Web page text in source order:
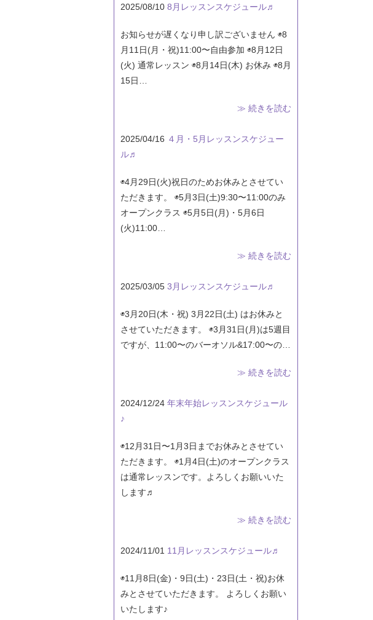
2025/08/10 8月レッスンスケジュール♬
お知らせが遅くなり申し訳ございません ◉8
月11日(月・祝)11:00〜自由参加 ◉8月12日
(火) 通常レッスン ◉8月14日(木) お休み ◉8月
15日…
≫ 続きを読む
2025/04/16 ４月・5月レッスンスケジュー
ル♬
◉4月29日(火)祝日のためお休みとさせてい
ただきます。 ◉5月3日(土)9:30〜11:00のみ
オープンクラス ◉5月5日(月)・5月6日
(火)11:00…
≫ 続きを読む
2025/03/05 3月レッスンスケジュール♬
◉3月20日(木・祝) 3月22日(土) はお休みと
させていただきます。 ◉3月31日(月)は5週目
ですが、11:00〜のバーオソル&17:00〜の…
≫ 続きを読む
2024/12/24 年末年始レッスンスケジュール
♪
◉12月31日〜1月3日までお休みとさせてい
ただきます。 ◉1月4日(土)のオープンクラス
は通常レッスンです。よろしくお願いいた
します♬
≫ 続きを読む
2024/11/01 11月レッスンスケジュール♬
◉11月8日(金)・9日(土)・23日(土・祝)お休
みとさせていただきます。 よろしくお願い
いたします♪